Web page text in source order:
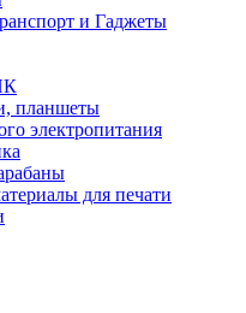
и Гаджеты
планшеты
электропитания
для печати